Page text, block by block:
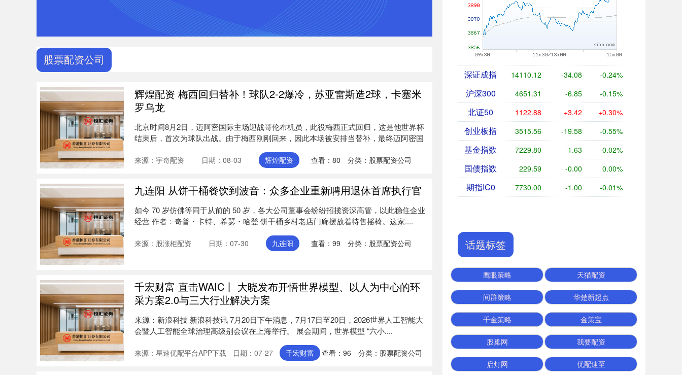
股票配资公司
辉煌配资 梅西回归替补！球队2-2爆冷，苏亚雷斯造2球，卡塞米
罗乌龙
北京时间8月2日，迈阿密国际主场迎战哥伦布机员，此役梅西正式回归，这是他世界杯
结束后，首次为球队出战。由于梅西刚刚回来，因此本场被安排当替补，最终迈阿密国
来源：宇奇配资 日期：08-03 辉煌配资 查看：80 分类： 股票配资公司
九连阳 从饼干桶餐饮到波音：众多企业重新聘用退休首席执行官
如今 70 岁仿佛等同于从前的 50 岁，各大公司董事会纷纷招揽资深高管，以此稳住企业
经营 作者：奇普・卡特、希瑟・哈登 饼干桶乡村老店门廊摆放着待售摇椅。这家....
来源：股涨柜配资 日期：07-30 九连阳 查看：99 分类： 股票配资公司
千宏财富 直击WAIC丨 大晓发布开悟世界模型、以人为中心的环
采方案2.0与三大行业解决方案
来源：新浪科技 新浪科技讯 7月20日下午消息，7月17日至20日，2026世界人工智能大
会暨人工智能全球治理高级别会议在上海举行。 展会期间，世界模型 “六小....
来源：星速优配平台APP下载 日期：07-27 千宏财富 查看： 96 分类： 股票配资公司
深证成指 14110.12 -34.08 -0.24%
沪深300 4651.31 -6.85 -0.15%
北证50 1122.88 +3.42 +0.30%
创业板指 3515.56 -19.58 -0.55%
基金指数 7229.80 -1.63 -0.02%
国债指数 229.59 -0.00 0.00%
期指IC0 7730.00 -1.00 -0.01%
话题标签
鹰眼策略 天猫配资
间群策略 华楚新起点
千金策略 金策宝
股巢网 我要配资
启灯网 优配速至